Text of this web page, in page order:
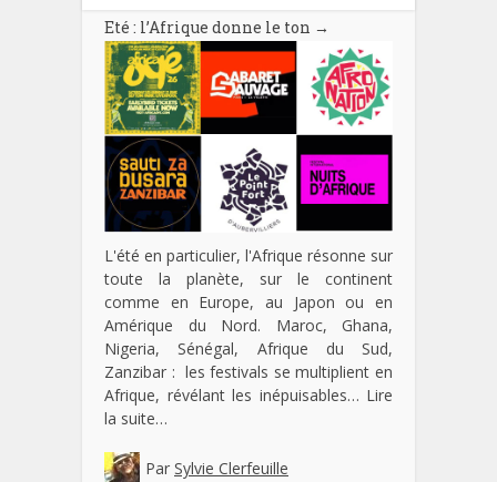
Eté : l’Afrique donne le ton →
L'été en particulier, l'Afrique résonne sur
toute la planète, sur le continent
comme en Europe, au Japon ou en
Amérique du Nord. Maroc, Ghana,
Nigeria, Sénégal, Afrique du Sud,
Zanzibar : les festivals se multiplient en
Afrique, révélant les inépuisables… Lire
la suite…
Par Sylvie Clerfeuille